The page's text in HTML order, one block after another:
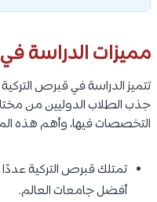
مميزات الدراسة
تتميز الدراسة في قبرص
جذب الطلاب الدوليين من
التخصصات فيها، وأهم هذه
تمتلك قبرص التركية
أفضل جامعات العالم.